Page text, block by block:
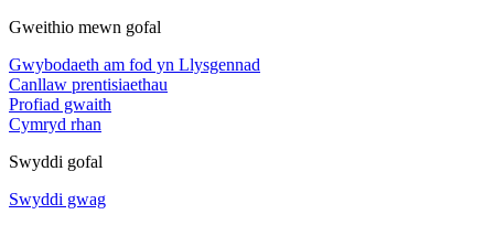
Gweithio mewn gofal
Gwybodaeth am fod yn Llysgennad
Canllaw prentisiaethau
Profiad gwaith
Cymryd rhan
Swyddi gofal
Swyddi gwag